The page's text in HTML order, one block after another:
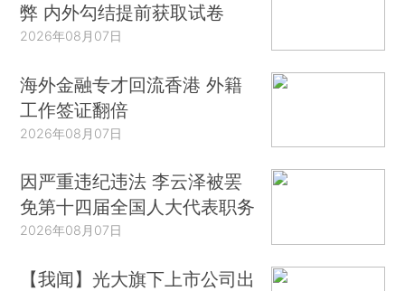
弊 内外勾结提前获取试卷
2026年08月07日
海外金融专才回流香港 外籍
工作签证翻倍
2026年08月07日
因严重违纪违法 李云泽被罢
免第十四届全国人大代表职务
2026年08月07日
【我闻】光大旗下上市公司出